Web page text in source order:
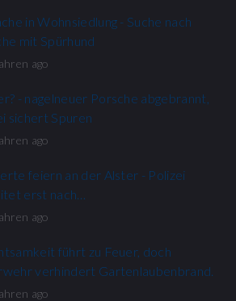
in Wohnsiedlung - Suche nach
mit Spürhund
ago
- nagelneuer Porsche abgebrannt,
sichert Spuren
ago
feiern an der Alster - Polizei
erst nach…
ago
führt zu Feuer, doch
verhindert Gartenlaubenbrand.
ago